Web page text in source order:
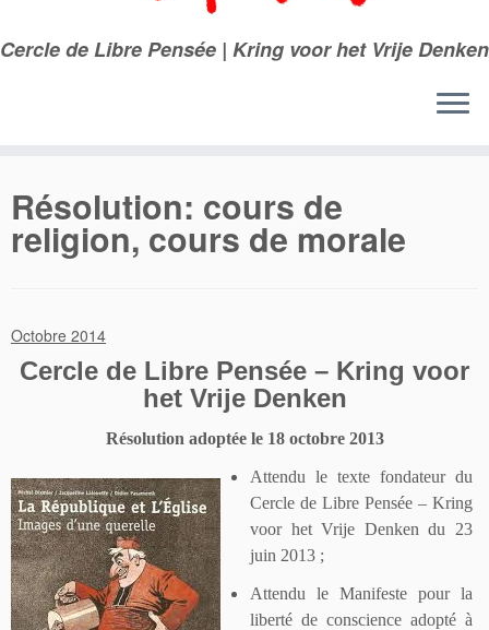
Cercle de Libre Pensée | Kring voor het Vrije Denken
Résolution: cours de
religion, cours de morale
Octobre 2014
Cercle de Libre Pensée – Kring voor
het Vrije Denken
Résolution adoptée le 18 octobre 2013
Attendu le texte fondateur du
Cercle de Libre Pensée – Kring
voor het Vrije Denken du 23
juin 2013 ;
Attendu le Manifeste pour la
liberté de conscience adopté à